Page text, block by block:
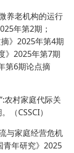
养老机构的运行
年第2期；
摘》2025年第4期
》2025年第7期
第6期论点摘
农村家庭代际关
（CSSCI）
与家庭经营危机
年研究》2025